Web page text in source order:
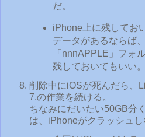
だ。
iPhone上に残してお
データがあるならば
「nnnAPPLE」フォ
残しておいてもいい。
削除中にiOSが死んだら、
7.の作業を続ける。
ちなみにだいたい50GB分
は、iPhoneがクラッシュし